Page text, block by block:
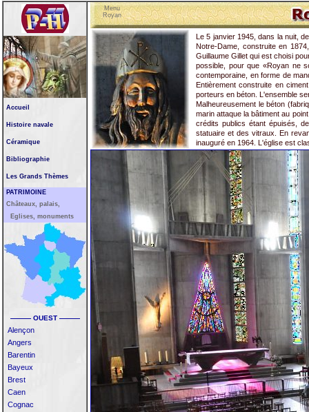
Accueil
Histoire navale
Céramique
Bibliographie
Les Grands Thèmes
PATRIMOINE
Châteaux, palais,
Eglises, monuments
——— OUEST ———
Alençon
Angers
Barentin
Bayeux
Brest
Caen
Cognac
Le 5 janvier 1945, dans la nuit,
Notre-Dame, construite en
Guillaume Gillet qui est choisi
possible, pour que «Royan ne
contemporaine, en forme de
Entièrement construite en
porteurs en béton. L'ensemble
Malheureusement le béton
marin attaque la bâtiment au
crédits publics étant épuisés,
statuaire et des vitraux. En
inauguré en 1964. L'église est
Menu
Royan